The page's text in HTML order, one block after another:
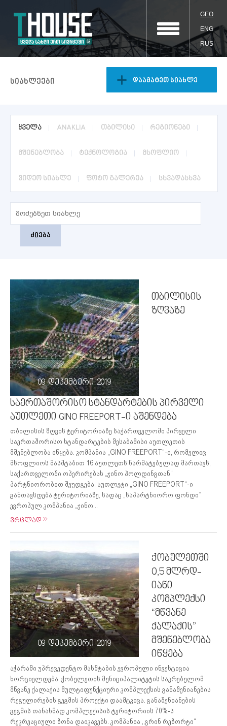
GEO
ENG
RUS
სიახლეები დაამატეთ სიახლე
ყველა ANAKLIA თბილისი რეგიონები
მშენებლობა ტექნოლოგია მსოფლიო
ვიდეო სიახლე ფოტო გალერეა სხვადასხვა
ძიება
09 დეკემბერი 2019
თბილისის
ზღვაზე
საერთაშორისო სტანდარტების პირველი
აუთლეთი GINO FREEPORT-ი აშენდება
თბილისის ზღვის ტერიტორიაზე საქართველოში პირველი
საერთაშორისო სტანდარტების შესაბამისი აუთლეთის
მშენებლობა იწყება. კომპანია „GINO FREEPORT“-ი, რომელიც
მსოფლიოს მასშტაბით 16 აუთლეთს წარმატებულად მართავს,
საქართველოში ოპერირებას „ჯინო ჰოლდინგთან“
პარტნიორობით შეუდგება. აუთლეტი „GINO FREEPORT“-ი
განთავსდება ტერიტორიაზე, სადაც „საპარტნიორო ფონდი“
ევროპულ კომპანია „ჯინო...
ვრცლად
09 დეკემბერი 2019
ქობულეთში
0,5 მლრდ-
იანი
კომპლექსი
“მწვანე
ქალაქის”
მშენებლობა
იწყება
აჭარაში უპრეცედენტო მასშტაბის ევროპული ინვესტიცია
ხორციელდება. ქობულეთის მუნიციპალიტეტის საკრებულომ
მწვანე ქალაქის მულტიფუნქციური კომპლექსის განაშენიანების
რეგულირების გეგმის პროექტი დაამტკიცა. განაშენიანების
გეგმის თანახმად კომპლექისის ტერიტორიის 70%-ს
რეკრეაციული ზონა დაიკავებს. კომპანია ,,გრინ რეზორტი“